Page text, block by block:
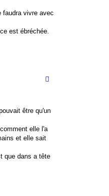
faudra vivre avec
est ébréchée.
être qu'un
elle l'a
et elle sait
que dans a tête